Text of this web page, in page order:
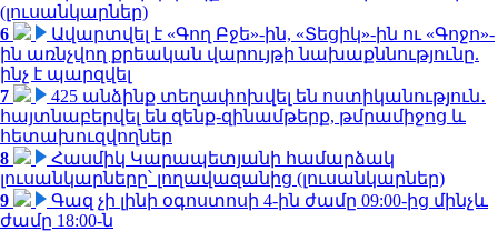
(լուսանկարներ)
6
Ավարտվել է «Գող Բջե»-ին, «Տեցիկ»-ին ու «Գոջո»-
ին առնչվող քրեական վարույթի նախաքննությունը.
ինչ է պարզվել
7
425 անձինք տեղափոխվել են ոստիկանություն․
հայտնաբերվել են զենք-զինամթերք, թմրամիջոց և
հետախուզվողներ
8
Հասմիկ Կարապետյանի համարձակ
լուսանկարները՝ լողավազանից (լուսանկարներ)
9
Գազ չի լինի օգոստոսի 4-ին ժամը 09:00-ից մինչև
ժամը 18:00-ն